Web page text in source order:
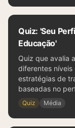
Quiz: 'Seu
Educação'
Quiz que avalia
diferentes níveis
estratégias de
baseadas no
Quiz Média